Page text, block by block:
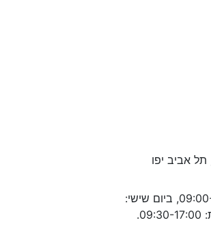
בימים א'- ה': 09:00-17:00, ביום שישי: